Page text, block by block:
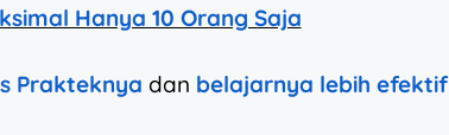
Hanya 10 Orang Saja
Prakteknya dan belajarnya lebih efektif